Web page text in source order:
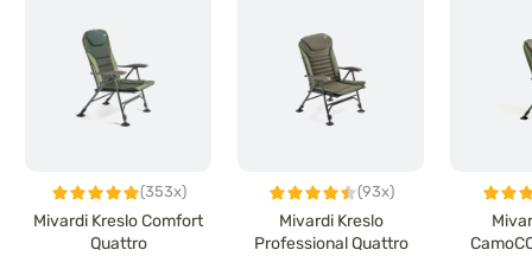
(353x)
Mivardi Kreslo Comfort
Quattro
(93x)
Mivardi Kreslo
Professional Quattro